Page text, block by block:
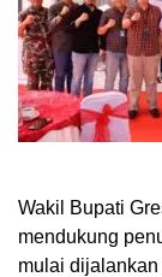
Wakil Bupati
mendukung
mulai